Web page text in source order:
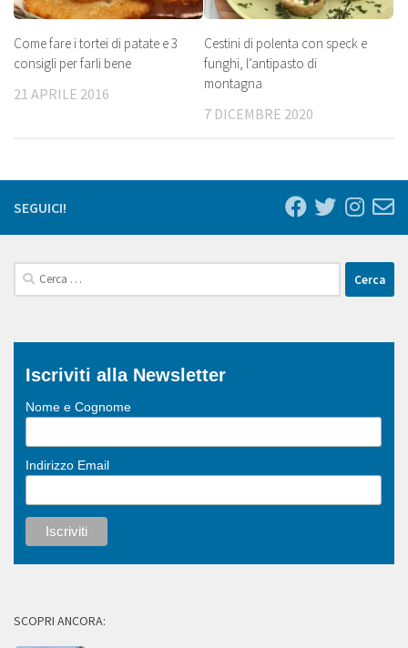
Come fare i tortei di patate e 3
consigli per farli bene
21 APRILE 2016
Cestini di polenta con speck e
funghi, l’antipasto di
montagna
7 DICEMBRE 2020
SEGUICI!
Ricerca
per:
Iscriviti alla Newsletter
Nome e Cognome
Indirizzo Email
SCOPRI ANCORA: